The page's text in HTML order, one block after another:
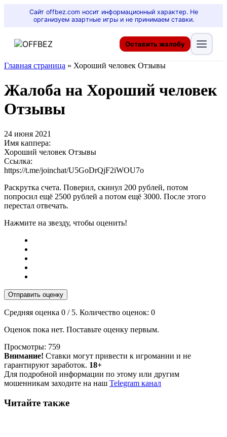
Сайт offbez.com носит информационный характер. Не
организуем азартные игры и не принимаем ставки.
Оставить жалобу
Главная страница » Хороший человек Отзывы
Жалоба на Хороший человек
Отзывы
24 июня 2021
Имя каппера:
Хороший человек Отзывы
Ссылка:
https://t.me/joinchat/U5GoDrQjF2iWOU7o
Раскрутка счета. Поверил, скинул 200 рублей, потом
попросил ещё 2500 рублей а потом ещё 3000. После этого
перестал отвечать.
Нажмите на звезду, чтобы оценить!
Отправить оценку
Средняя оценка 0 / 5. Количество оценок: 0
Оценок пока нет. Поставьте оценку первым.
Просмотры: 759
Внимание! Ставки могут привести к игромании и не
гарантируют заработок. 18+
Для подробной информации по этому или другим
мошенникам заходите на наш Telegram канал
Читайте также